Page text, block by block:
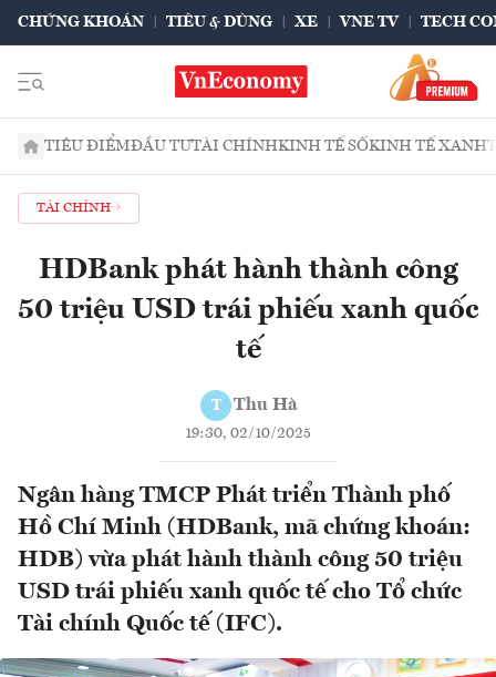
CHỨNG KHOÁN TIÊU & DÙNG XE VNE TV TECH
TIÊU ĐIỂMĐẦU TƯTÀI CHÍNHKINH TẾ SỐKINH TẾ XANH
TÀI CHÍNH
HDBank phát hành thành công
50 triệu USD trái phiếu xanh quốc
tế
T Thu Hà
19:30, 02/10/2025
Ngân hàng TMCP Phát triển Thành phố
Hồ Chí Minh (HDBank, mã chứng khoán:
HDB) vừa phát hành thành công 50 triệu
USD trái phiếu xanh quốc tế cho Tổ chức
Tài chính Quốc tế (IFC).